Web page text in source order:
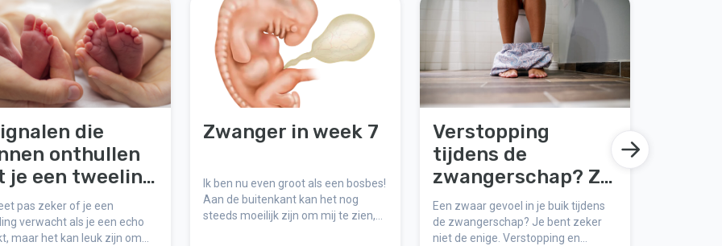
die
onthullen
je een tweeling
pas zeker of je een
verwacht als je een echo
maar het kan leuk zijn om
Zwanger in week 7
Ik ben nu even groot als een bosbes!
Aan de buitenkant kan het nog
steeds moeilijk zijn om mij te zien,
Verstopping
tijdens de
zwangerschap? Zo
krijg je je darmen
weer op gang
Een zwaar gevoel in je buik tijdens
de zwangerschap? Je bent zeker
niet de enige. Verstopping en